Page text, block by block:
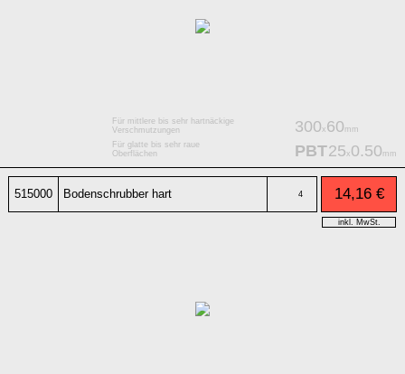
Für mittlere bis sehr hartnäckige
Verschmutzungen
Für glatte bis sehr raue
Oberflächen
300 x 60 mm
PBT25 x 0.50 mm
515000 Bodenschrubber hart 4 14,16 €
inkl. MwSt.